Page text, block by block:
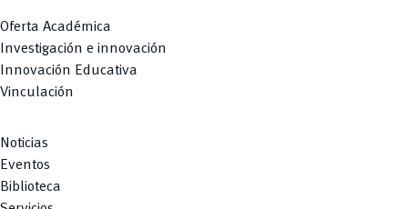
Oferta Académica
Investigación e innovación
Innovación Educativa
Vinculación
Noticias
Eventos
Biblioteca